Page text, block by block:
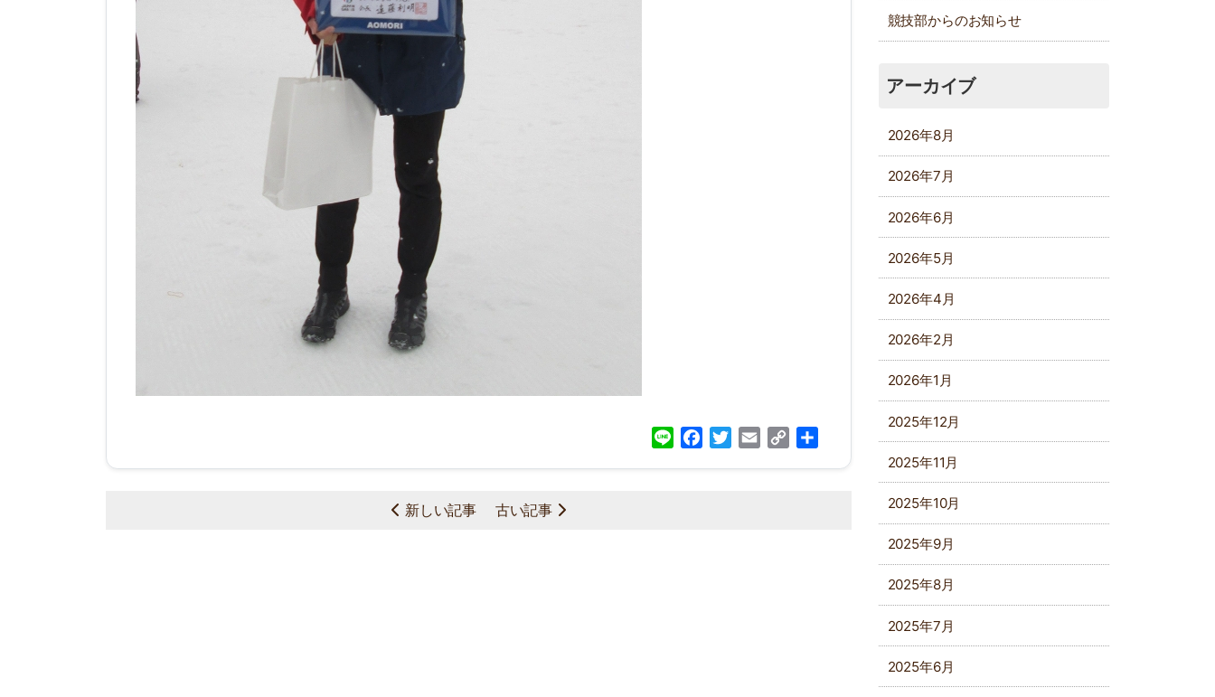
Line FacebookTwitterEmail Copy
新しい記事 古い記事
競技部からのお知らせ
アーカイブ
2026年8月
2026年7月
2026年6月
2026年5月
2026年4月
2026年2月
2026年1月
2025年12月
2025年11月
2025年10月
2025年9月
2025年8月
2025年7月
2025年6月